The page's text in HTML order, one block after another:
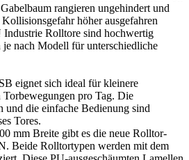
rangieren ungehindert und
höher ausgefahren
Rolltore sind hochwertig
je nach Modell für unterschiedliche
eignet sich ideal für kleinere
pro Tag. Die
und die einfache Bedienung sind
Tores.
mm Breite gibt es die neue Rolltor-
Beide Rolltortypen werden mit dem